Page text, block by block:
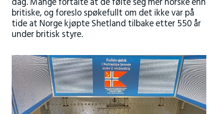
britiske, og foreslo spøkefullt om det ikke var på
tide at Norge kjøpte Shetland tilbake etter 550 år
under britisk styre.